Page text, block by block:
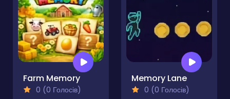
Farm Memory
0 (0 Голосів)
Memory Lane
0 (0 Голосів)